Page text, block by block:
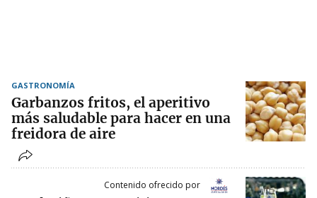
GASTRONOMÍA
Garbanzos fritos, el aperitivo
más saludable para hacer en una
freidora de aire
Contenido ofrecido por